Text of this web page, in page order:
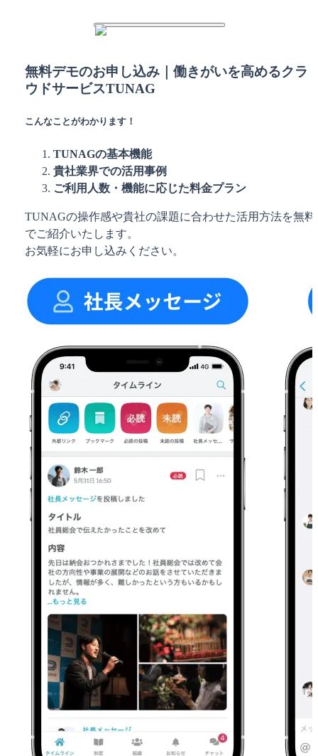
無料デモのお申し込み｜働きがいを高めるクラ
ウドサービスTUNAG
こんなことがわかります！
TUNAGの基本機能
貴社業界での活用事例
ご利用人数・機能に応じた料金プラン
TUNAGの操作感や貴社の課題に合わせた活用方法を無料
でご紹介いたします。
お気軽にお申し込みください。